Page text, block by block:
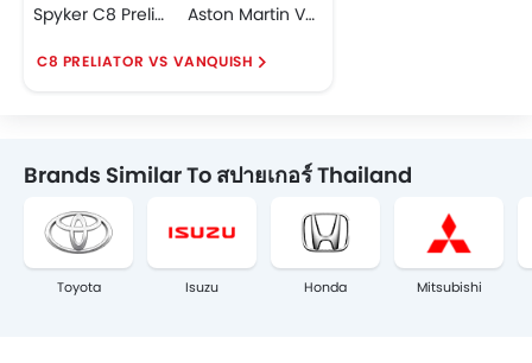
Spyker C8 Preliator Aston Martin Vanquish
C8 PRELIATOR VS VANQUISH
Brands Similar To สปายเกอร์ Thailand
Toyota Isuzu Honda Mitsubishi